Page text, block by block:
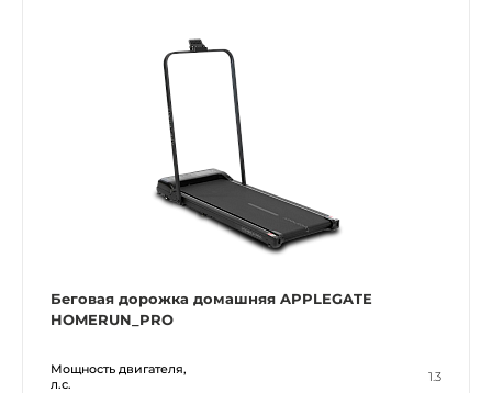
Беговая дорожка домашняя APPLEGATE
HOMERUN_PRO
Мощность двигателя,
л.с.
1.3